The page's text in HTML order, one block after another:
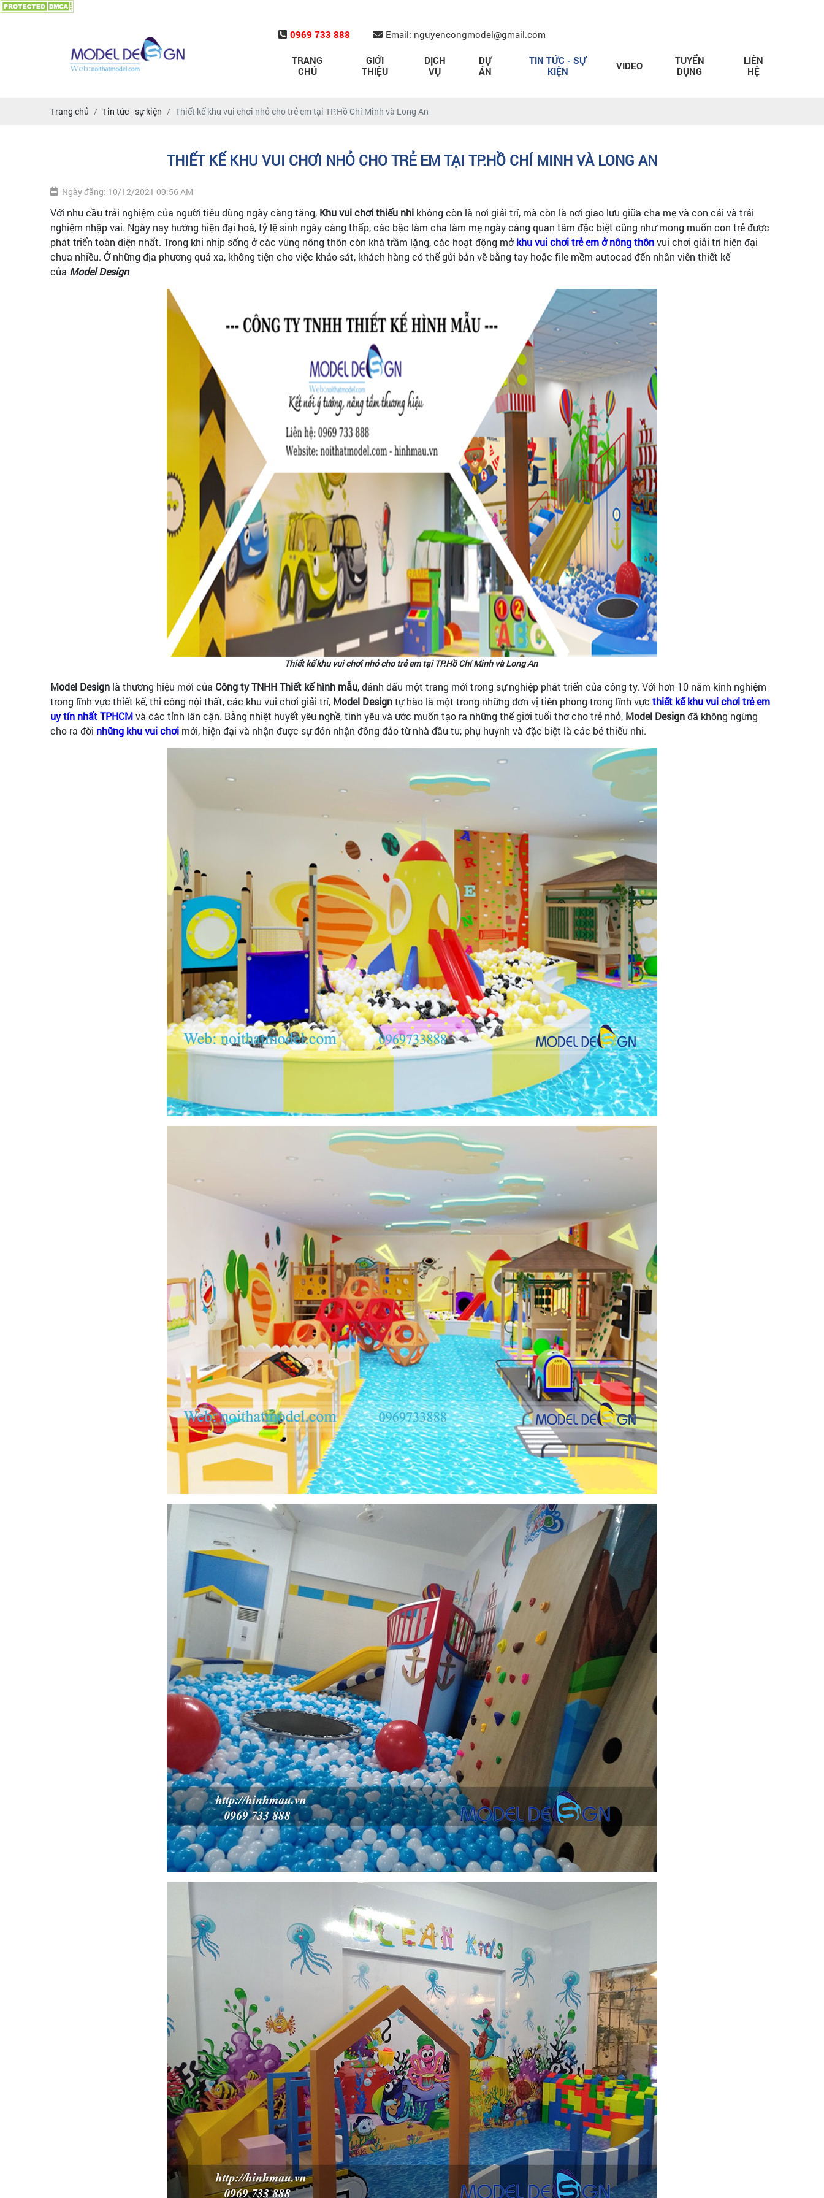
0969 733 888 Email: nguyencongmodel@gmail.com
TRANG
CHỦ
GIỚI
THIỆU
DỊCH
VỤ
DỰ
ÁN
TIN TỨC - SỰ
KIỆN
VIDEO
TUYỂN
DỤNG
LIÊN
HỆ
Trang chủ Tin tức - sự kiện Thiết kế khu vui chơi nhỏ cho trẻ em tại TP.Hồ Chí Minh và Long An
THIẾT KẾ KHU VUI CHƠI NHỎ CHO TRẺ EM TẠI TP.HỒ CHÍ MINH VÀ LONG AN
Ngày đăng: 10/12/2021 09:56 AM
Với nhu cầu trải nghiệm của người tiêu dùng ngày càng tăng, Khu vui chơi thiếu nhi không còn là nơi giải trí, mà còn là nơi giao lưu giữa cha mẹ và con cái và trải
nghiệm nhập vai. Ngày nay hướng hiện đại hoá, tỷ lệ sinh ngày càng thấp, các bậc làm cha làm mẹ ngày càng quan tâm đặc biệt cũng như mong muốn con trẻ được
phát triển toàn diện nhất. Trong khi nhịp sống ở các vùng nông thôn còn khá trầm lặng, các hoạt động mởkhu vui chơi trẻ em ở nông thônvui chơi giải trí hiện đại
chưa nhiều. Ở những địa phương quá xa, không tiện cho việc khảo sát, khách hàng có thể gửi bản vẽ bằng tay hoặc file mềm autocad đến nhân viên thiết kế
của Model Design
Thiết kế khu vui chơi nhỏ cho trẻ em tại TP.Hồ Chí Minh và Long An
Model Design là thương hiệu mới của Công ty TNHH Thiết kế hình mẫu, đánh dấu một trang mới trong sự nghiệp phát triển của công ty. Với hơn 10 năm kinh nghiệm
trong lĩnh vực thiết kế, thi công nội thất, các khu vui chơi giải trí, Model Designtự hào là một trong những đơn vị tiên phong trong lĩnh vực thiết kế khu vui chơi trẻ em
uy tín nhất TPHCMvà các tỉnh lân cận. Bằng nhiệt huyết yêu nghề, tình yêu và ước muốn tạo ra những thế giới tuổi thơ cho trẻ nhỏ, Model Designđã không ngừng
cho ra đời những khu vui chơi mới, hiện đại và nhận được sự đón nhận đông đảo từ nhà đầu tư, phụ huynh và đặc biệt là các bé thiếu nhi.